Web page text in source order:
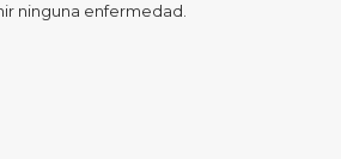
ninguna enfermedad.